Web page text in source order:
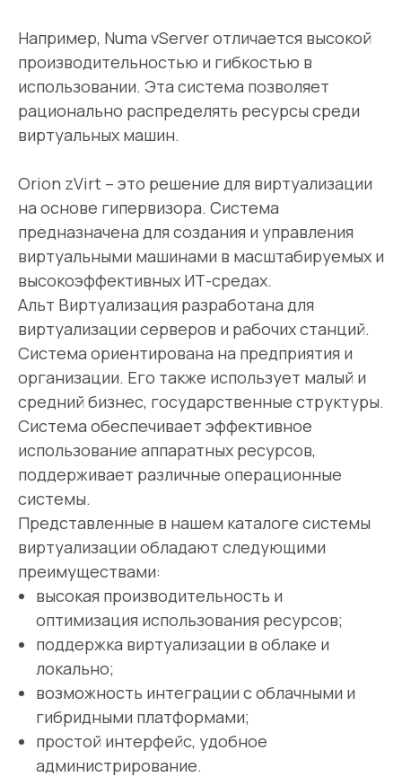
Например, Numa vServer отличается высокой
производительностью и гибкостью в
использовании. Эта система позволяет
рационально распределять ресурсы среди
виртуальных машин.
Orion zVirt – это решение для виртуализации
на основе гипервизора. Система
предназначена для создания и управления
виртуальными машинами в масштабируемых и
высокоэффективных ИТ-средах.
Альт Виртуализация разработана для
виртуализации серверов и рабочих станций.
Система ориентирована на предприятия и
организации. Его также использует малый и
средний бизнес, государственные структуры.
Система обеспечивает эффективное
использование аппаратных ресурсов,
поддерживает различные операционные
системы.
Представленные в нашем каталоге системы
виртуализации обладают следующими
преимуществами:
высокая производительность и
оптимизация использования ресурсов;
поддержка виртуализации в облаке и
локально;
возможность интеграции с облачными и
гибридными платформами;
простой интерфейс, удобное
администрирование.
Ваше имя
+7
Ваша почта
Я согласен с условиями политики в отношении
обработки персональных данных
Проверка
на открытые
уязвимости
Заполните форму обратной связи
и мы свяжемся с вами